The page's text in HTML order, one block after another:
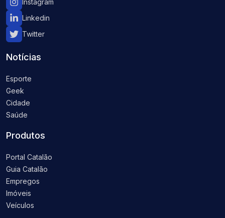
Instagram
Linkedin
Twitter
Notícias
Esporte
Geek
Cidade
Saúde
Produtos
Portal Catalão
Guia Catalão
Empregos
Imóveis
Veículos